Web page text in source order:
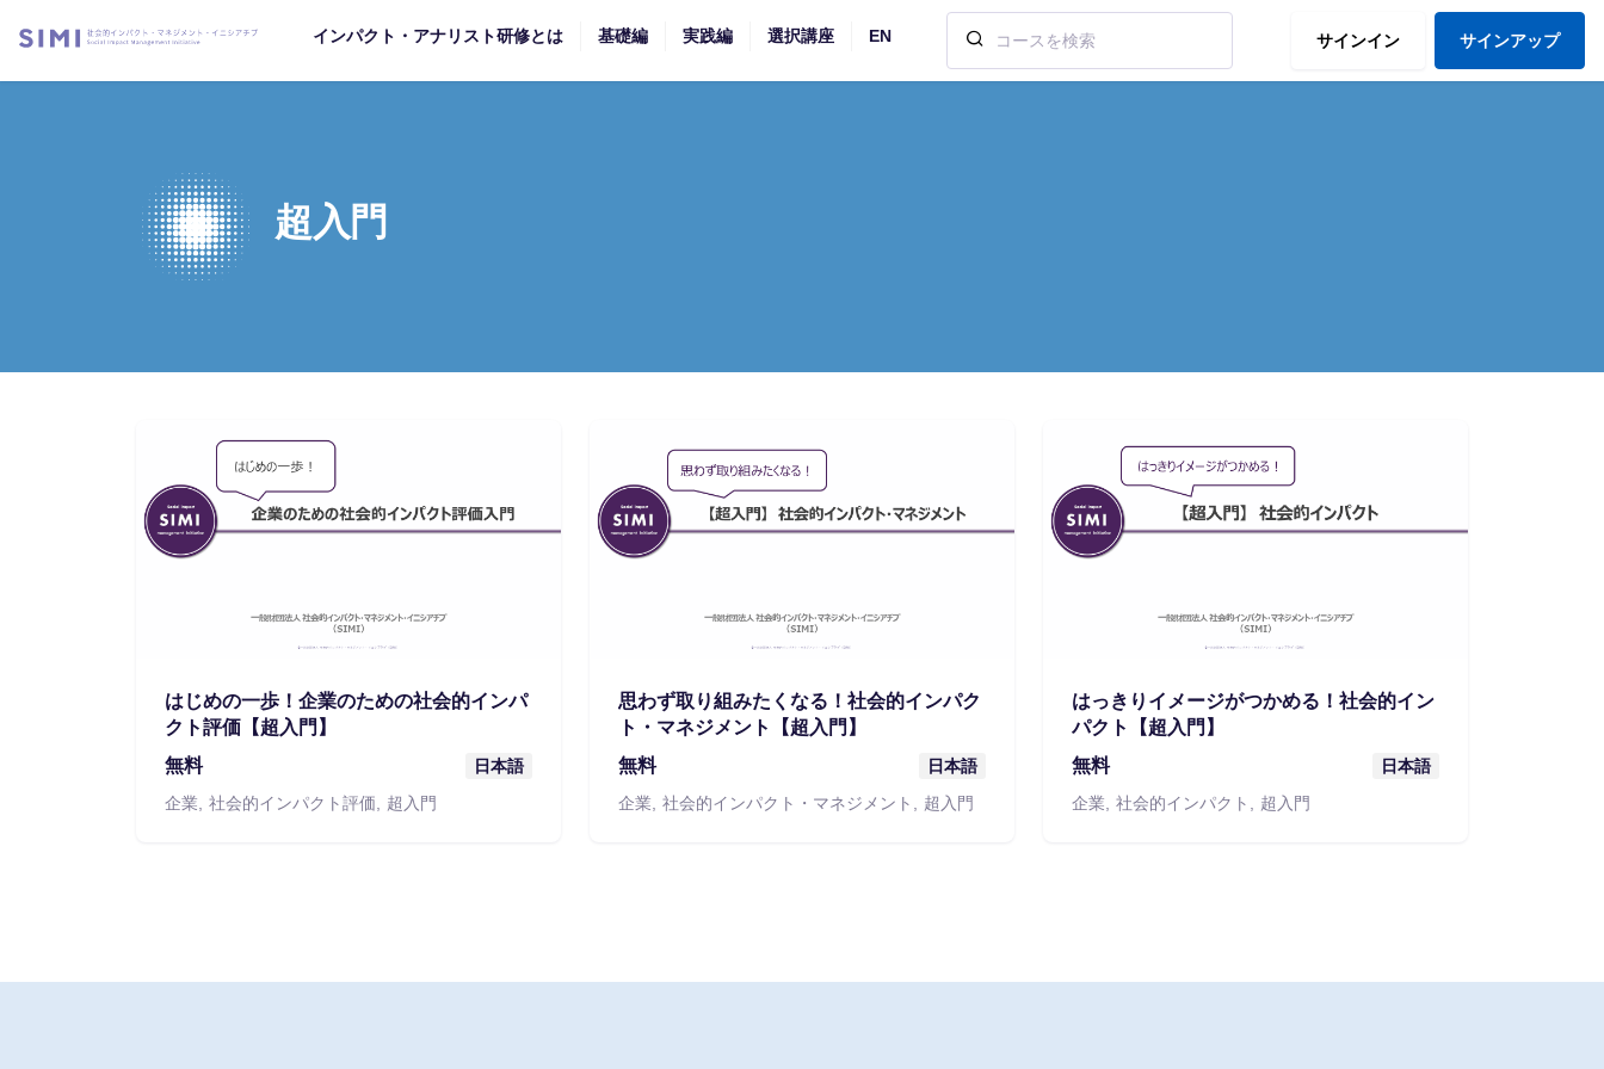
インパクト・アナリスト研修とは 基礎編 実践編 選択講座 EN サインイン サインアップ
超入門
はじめの一歩！企業のための社会的インパ
クト評価【超入門】
無料
日本語
企業
社会的インパクト評価 超入門
思わず取り組みたくなる！社会的インパク
ト・マネジメント【超入門】
無料
日本語
企業
社会的インパクト・マネジメント 超入門
はっきりイメージがつかめる！社会的イン
パクト【超入門】
無料
日本語
企業
社会的インパクト 超入門